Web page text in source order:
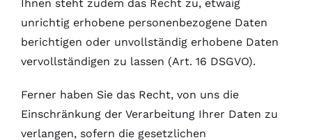
Ihnen steht zudem das Recht zu, etwaig
unrichtig erhobene personenbezogene Daten
berichtigen oder unvollständig erhobene Daten
vervollständigen zu lassen (Art. 16 DSGVO).
Ferner haben Sie das Recht, von uns die
Einschränkung der Verarbeitung Ihrer Daten zu
verlangen, sofern die gesetzlichen